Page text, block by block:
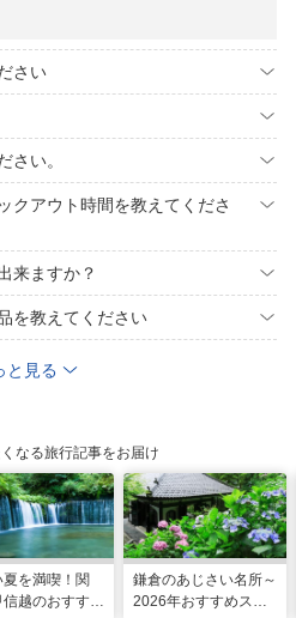
さい
さい。
クアウト時間を教えてくださ
来ますか？
を教えてください
と見る
なる旅行記事をお届け
を満喫！関
信越のおすすめ
鎌倉のあじさい名所～
2026年おすすめスポ